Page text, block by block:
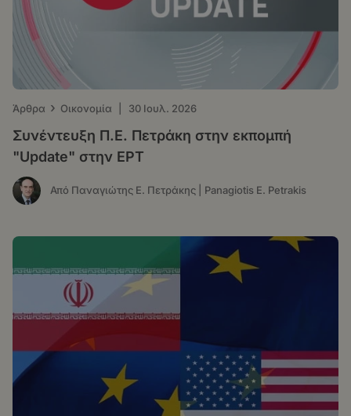
Άρθρα › Οικονομία 30 Ιουλ. 2026
Συνέντευξη Π.Ε. Πετράκη στην εκπομπή
"Update" στην ΕΡΤ
Από Παναγιώτης Ε. Πετράκης | Panagiotis E. Petrakis